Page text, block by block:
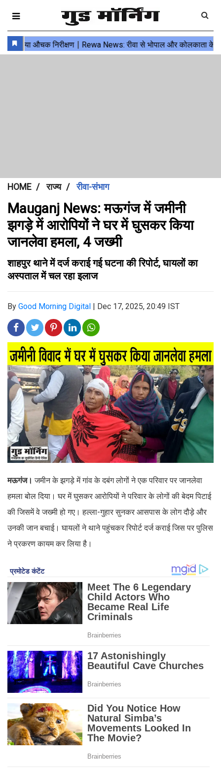
HOME राज्य रीवा-संभाग
Mauganj News: मऊगंज में जमीनी
झगड़े में आरोपियों ने घर में घुसकर किया
जानलेवा हमला, 4 जख्मी
शाहपुर थाने में दर्ज कराई गई घटना की रिपोर्ट, घायलों का
अस्पताल में चल रहा इलाज
By Good Morning Digital | Dec 17, 2025, 20:49 IST
मऊगंज।जमीन के झगड़े में गांव के दबंग लोगों ने एक परिवार पर जानलेवा
हमला बोल दिया। घर में घुसकर आरोपियों ने परिवार के लोगों की बेदम पिटाई
की जिसमें वे जख्मी हो गए। हल्ला-गुहार सुनकर आसपास के लोग दौड़े और
उनकी जान बचाई। घायलों ने थाने पहुंचकर रिपोर्ट दर्ज कराई जिस पर पुलिस
ने प्रकरण कायम कर लिया है।